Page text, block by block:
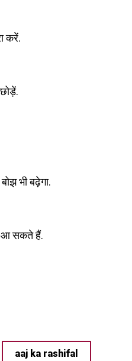
करें.
भी बढ़ेगा.
आ सकते हैं.
aaj ka rashifal